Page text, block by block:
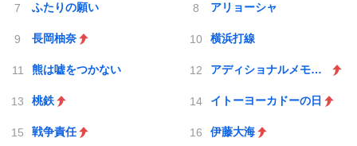
ふたりの願い アリョーシャ
長岡柚奈 横浜打線
熊は嘘をつかない アディショナルメモリー
桃鉄 イトーヨーカドーの日
戦争責任 伊藤大海